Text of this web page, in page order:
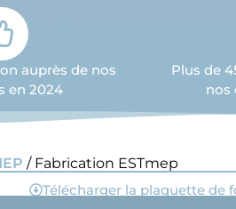
auprès de nos
en 2024
Plus de
nos
/ Fabrication ESTmep
Télécharger la plaquette de